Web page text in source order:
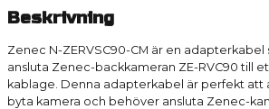
Beskrivning
Zenec N-ZERVSC90-CM är en
ansluta Zenec-backkameran ZE-RVC90 till
kablage. Denna adapterkabel är perfekt att
byta kamera och behöver ansluta Zenec-